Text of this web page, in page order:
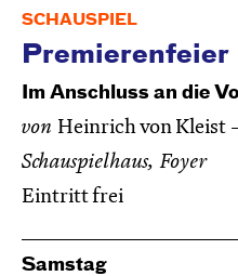
SCHAUSPIEL
Premierenfeier
Im Anschluss an die
von Heinrich von Kleist
Schauspielhaus, Foyer
Eintritt frei
Samstag